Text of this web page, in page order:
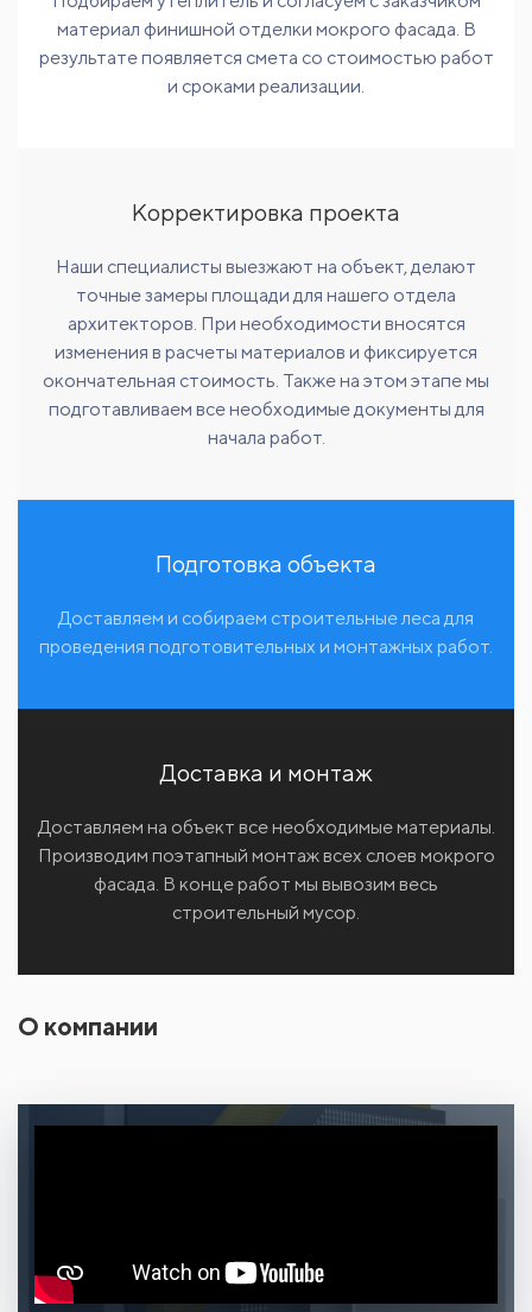
материал финишной отделки мокрого фасада. В
результате появляется смета со стоимостью работ
и сроками реализации.
Корректировка проекта
Наши специалисты выезжают на объект, делают
точные замеры площади для нашего отдела
архитекторов. При необходимости вносятся
изменения в расчеты материалов и фиксируется
окончательная стоимость. Также на этом этапе мы
подготавливаем все необходимые документы для
начала работ.
Подготовка объекта
Доставляем и собираем строительные леса для
проведения подготовительных и монтажных работ.
Доставка и монтаж
Доставляем на объект все необходимые материалы.
Производим поэтапный монтаж всех слоев мокрого
фасада. В конце работ мы вывозим весь
строительный мусор.
О компании